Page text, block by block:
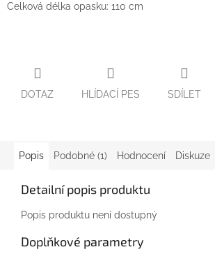
Celková délka opasku: 110 cm
DOTAZ HLÍDACÍ PES SDÍLET
Popis Podobné (1) Hodnocení Diskuze
Detailní popis produktu
Popis produktu není dostupný
Doplňkové parametry